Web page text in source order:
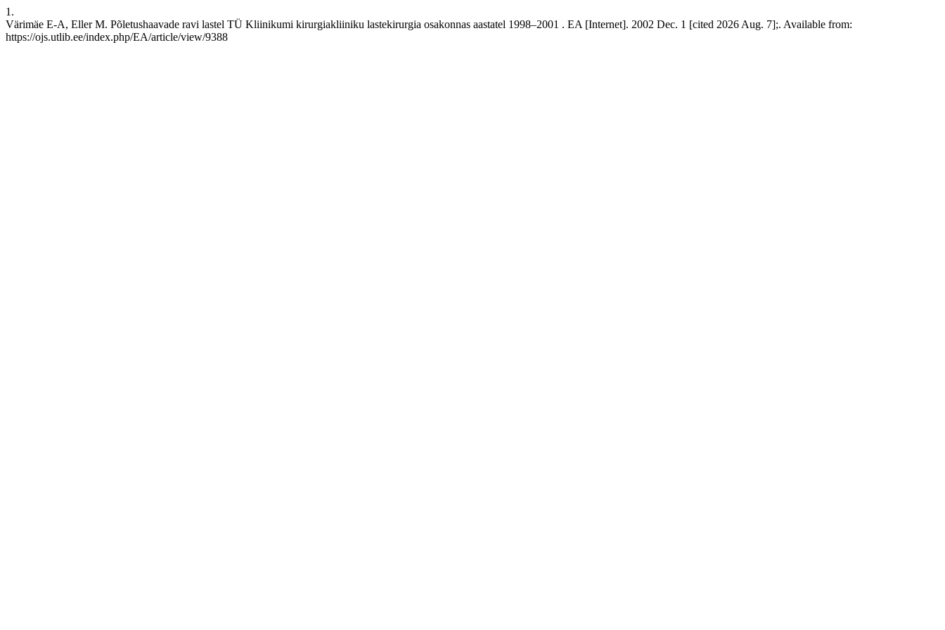
1.
Värimäe E-A, Eller M. Põletushaavade ravi lastel TÜ Kliinikumi kirurgiakliiniku lastekirurgia osakonnas aastatel 1998–2001 . EA [Internet]. 2002 Dec. 1 [cited 2026 Aug. 7];. Available from:
https://ojs.utlib.ee/index.php/EA/article/view/9388